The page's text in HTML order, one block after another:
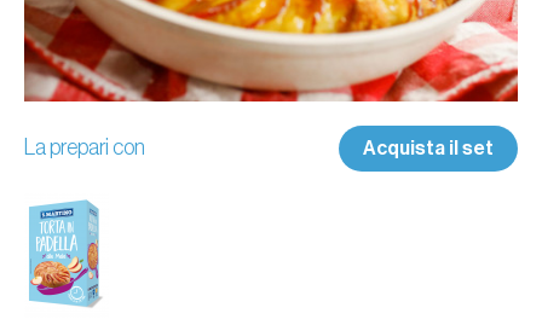
La prepari con Acquista il set